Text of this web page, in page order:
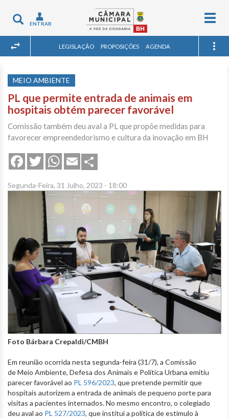
Toggle
navigation
ENTRAR
LEGISLAÇÃO PROPOSIÇÕES AGENDA
MEIO AMBIENTE
PL que permite entrada de animais em
hospitais obtém parecer favorável
Comissão também deu aval a PL que propõe medidas para
favorecer empreendedorismo e cultura da inovação em BH
FacebookTwitterWhatsApp
Email
Segunda-Feira, 31 Julho, 2023 - 18:00
Foto Bárbara Crepaldi/CMBH
Em reunião ocorrida nesta segunda-feira (31/7), a Comissão
de Meio Ambiente, Defesa dos Animais e Política Urbana emitiu
parecer favorável ao PL 596/2023, que pretende permitir que
hospitais autorizem a entrada de animais de pequeno porte para
visitas a pacientes internados. No mesmo encontro, o colegiado
deu aval ao PL 527/2023, que institui a política de estímulo à